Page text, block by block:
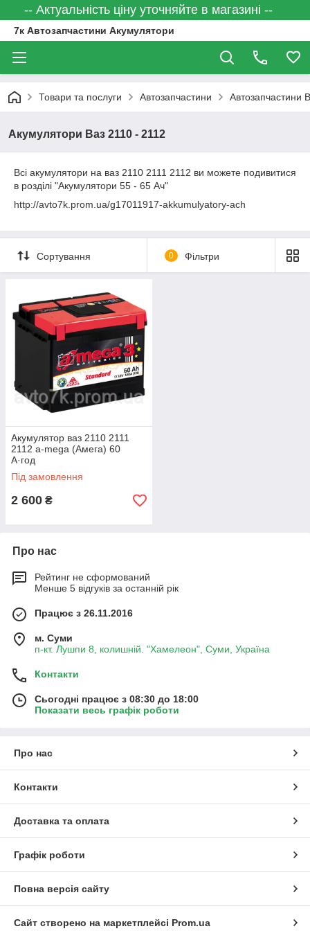
-- Актуальність ціну уточняйте в магазині --
7к Автозапчастини Акумулятори
Товари та послуги Автозапчастини Автозапчастини
Акумулятори Ваз 2110 - 2112
Всі акумулятори на ваз 2110 2111 2112 ви можете подивитися
в розділі "Акумулятори 55 - 65 Ач"
http://avto7k.prom.ua/g17011917-akkumulyatory-ach
Сортування 0 Фільтри
Акумулятор ваз 2110 2111
2112 a-mega (Амега) 60
А·год
Під замовлення
2 600 ₴
Про нас
Рейтинг не сформований
Менше 5 відгуків за останній рік
Працює з 26.11.2016
м. Суми
п-кт. Лушпи 8, колишній. "Хамелеон", Суми, Україна
Контакти
Сьогодні працює з 08:30 до 18:00
Показати весь графік роботи
Про нас
Контакти
Доставка та оплата
Графік роботи
Повна версія сайту
Сайт створено на маркетплейсі Prom.ua